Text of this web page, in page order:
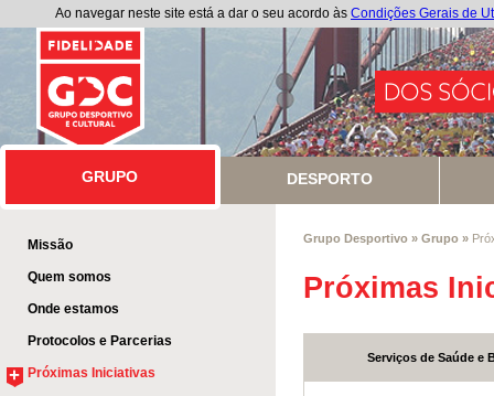
Ao navegar neste site está a dar o seu acordo às Condições Gerais de
GRUPO
GRUPO DESPORTO
Missão
Quem somos
Onde estamos
Protocolos e Parcerias
+ Próximas Iniciativas
Grupo Desportivo » Grupo »
Próximas
Serviços de Saúde e